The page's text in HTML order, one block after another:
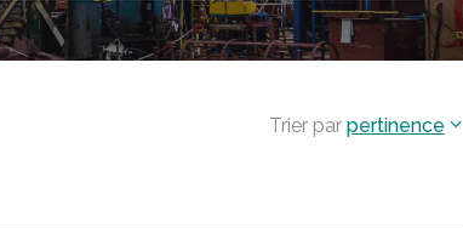
Trier par pertinence